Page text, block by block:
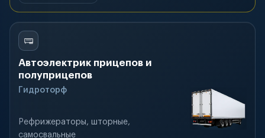
Автоэлектрик прицепов и
полуприцепов
Гидроторф
Рефрижераторы, шторные,
самосвальные